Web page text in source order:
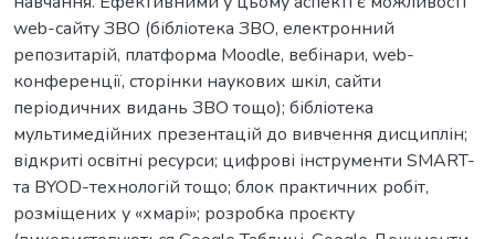
web-сайту ЗВО (бібліотека ЗВО, електронний
репозитарій, платформа Moodle, вебінари, web-
конференції, сторінки наукових шкіл, сайти
періодичних видань ЗВО тощо); бібліотека
мультимедійних презентацій до вивчення дисциплін;
відкриті освітні ресурси; цифрові інструменти SMART-
та BYOD-технологій тощо; блок практичних робіт,
розміщених у «хмарі»; розробка проєкту